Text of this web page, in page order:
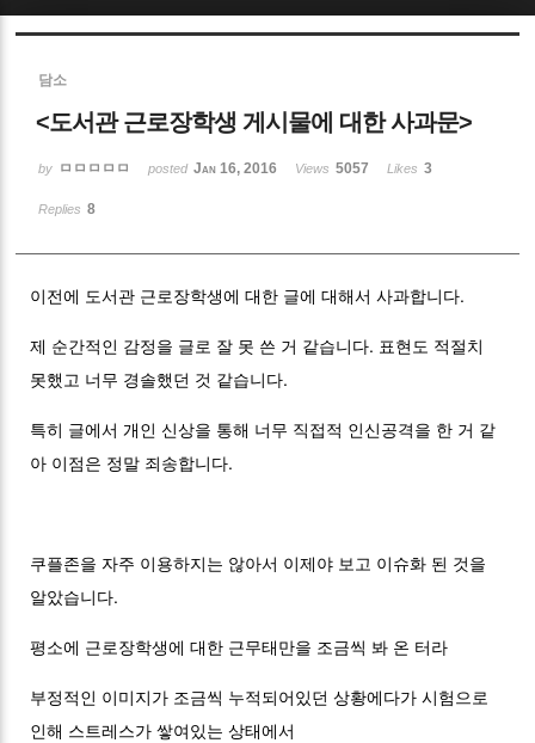
담소
<도서관 근로장학생 게시물에 대한 사과문>
by ㅁㅁㅁㅁㅁ posted Jan 16, 2016 Views 5057 Likes 3
Replies 8
이전에 도서관 근로장학생에 대한 글에 대해서 사과합니다.
제 순간적인 감정을 글로 잘 못 쓴 거 같습니다. 표현도 적절치
못했고 너무 경솔했던 것 같습니다.
특히 글에서 개인 신상을 통해 너무 직접적 인신공격을 한 거 같
아 이점은 정말 죄송합니다.
쿠플존을 자주 이용하지는 않아서 이제야 보고 이슈화 된 것을
알았습니다.
평소에 근로장학생에 대한 근무태만을 조금씩 봐 온 터라
부정적인 이미지가 조금씩 누적되어있던 상황에다가 시험으로
인해 스트레스가 쌓여있는 상태에서
Sketchbook5, 스케치북5
Sketchbook5, 스케치북5